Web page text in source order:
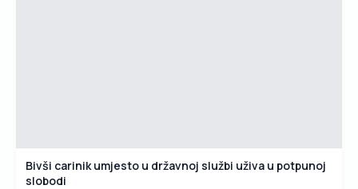
Bivši carinik umjesto u državnoj službi uživa u potpunoj
slobodi